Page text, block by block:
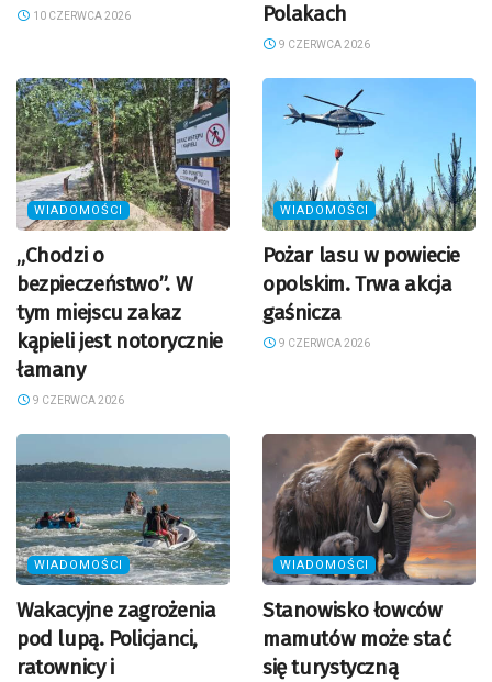
10 CZERWCA 2026
Polakach
9 CZERWCA 2026
WIADOMOŚCI
„Chodzi o
bezpieczeństwo”. W
tym miejscu zakaz
kąpieli jest notorycznie
łamany
9 CZERWCA 2026
WIADOMOŚCI
Pożar lasu w powiecie
opolskim. Trwa akcja
gaśnicza
9 CZERWCA 2026
WIADOMOŚCI
Wakacyjne zagrożenia
pod lupą. Policjanci,
ratownicy i
WIADOMOŚCI
Stanowisko łowców
mamutów może stać
się turystyczną